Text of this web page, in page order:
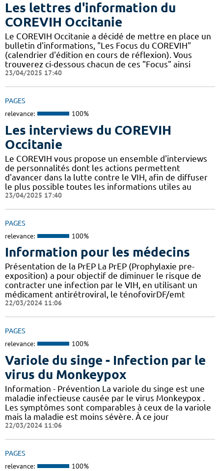
Les lettres d'information du
COREVIH Occitanie
Le COREVIH Occitanie a décidé de mettre en place un
bulletin d'informations, "Les Focus du COREVIH"
(calendrier d'édition en cours de réflexion). Vous
trouverez ci-dessous chacun de ces "Focus" ainsi
23/04/2025 17:40
PAGES
relevance: 100%
Les interviews du COREVIH
Occitanie
Le COREVIH vous propose un ensemble d'interviews
de personnalités dont les actions permettent
d'avancer dans la lutte contre le VIH, afin de diffuser
le plus possible toutes les informations utiles au
23/04/2025 17:40
PAGES
relevance: 100%
Information pour les médecins
Présentation de la PrEP La PrEP (Prophylaxie pre-
exposition) a pour objectif de diminuer le risque de
contracter une infection par le VIH, en utilisant un
médicament antirétroviral, le ténofovirDF/emt
22/03/2024 11:06
PAGES
relevance: 100%
Variole du singe - Infection par le
virus du Monkeypox
Information - Prévention La variole du singe est une
maladie infectieuse causée par le virus Monkeypox .
Les symptômes sont comparables à ceux de la variole
mais la maladie est moins sévère. À ce jour
22/03/2024 11:06
PAGES
relevance: 100%